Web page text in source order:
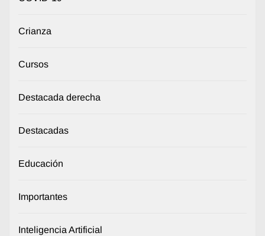
Crianza
Cursos
Destacada derecha
Destacadas
Educación
Importantes
Inteligencia Artificial